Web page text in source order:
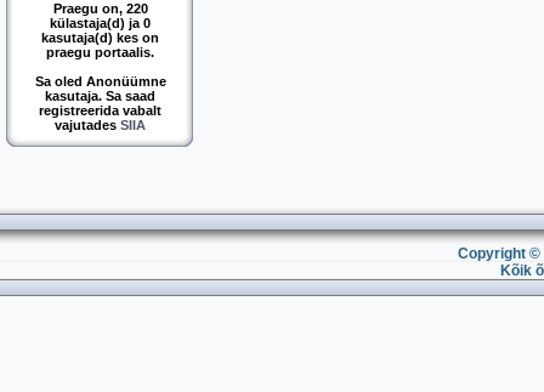
Praegu on, 220
külastaja(d) ja 0
kasutaja(d) kes on
praegu portaalis.
Sa oled Anonüümne
kasutaja. Sa saad
registreerida vabalt
vajutades SIIA
Copyright ©
Kõik